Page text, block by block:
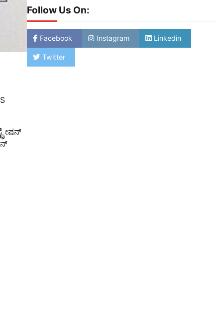
Follow Us On:
Facebook Instagram Linkedin
Twitter